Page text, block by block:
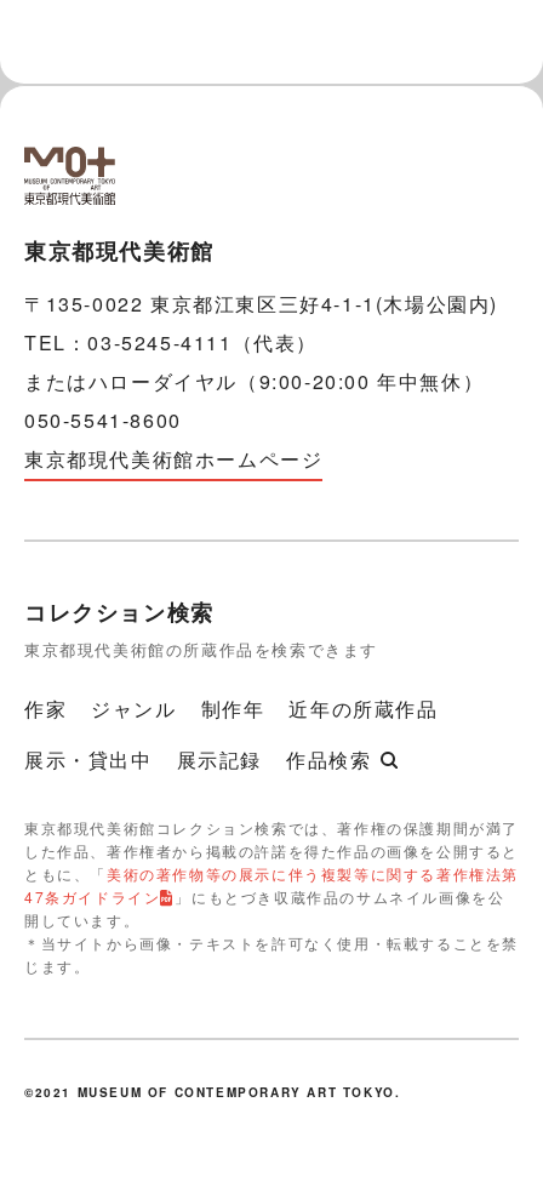
東京都現代美術館
〒135-0022 東京都江東区三好4-1-1(木場公園内)
TEL：03-5245-4111（代表）
またはハローダイヤル（9:00-20:00 年中無休）
050-5541-8600
東京都現代美術館ホームページ
コレクション検索
東京都現代美術館の所蔵作品を検索できます
作家 ジャンル 制作年
近年の所蔵作品
展示・貸出中
展示記録 作品検索
東京都現代美術館コレクション検索では、著作権の保護期間が満了
した作品、著作権者から掲載の許諾を得た作品の画像を公開すると
ともに、「美術の著作物等の展示に伴う複製等に関する著作権法第
47条ガイドライン
」にもとづき収蔵作品のサムネイル画像を公
開しています。
＊当サイトから画像・テキストを許可なく使用・転載することを禁
じます。
©2021 MUSEUM OF CONTEMPORARY ART TOKYO.